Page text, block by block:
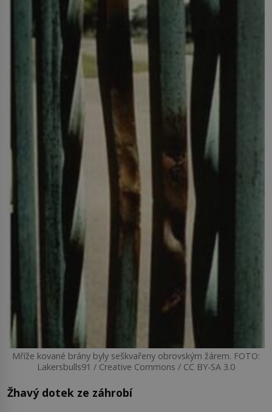
Mříže kované brány byly seškvařeny obrovským žárem. FOTO:
Lakersbulls91 / Creative Commons / CC BY-SA 3.0
Žhavý dotek ze záhrobí